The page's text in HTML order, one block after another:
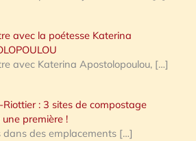
avec la poétesse Katerina
avec Katerina Apostolopoulou, […]
Riottier : 3 sites de compostage
première !
dans des emplacements […]